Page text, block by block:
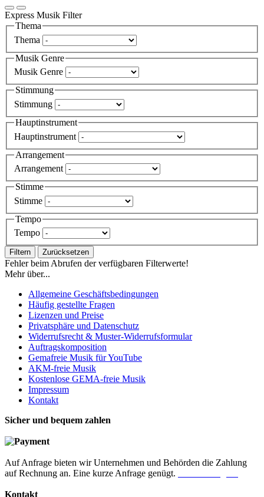
Express Musik Filter
Thema
Thema
Musik Genre
Musik Genre
Stimmung
Stimmung
Hauptinstrument
Hauptinstrument
Arrangement
Arrangement
Stimme
Stimme
Tempo
Tempo
Filtern Zurücksetzen
Fehler beim Abrufen der verfügbaren Filterwerte!
Mehr über...
Allgemeine Geschäftsbedingungen
Häufig gestellte Fragen
Lizenzen und Preise
Privatsphäre und Datenschutz
Widerrufsrecht & Muster-Widerrufsformular
Auftragskomposition
Gemafreie Musik für YouTube
AKM-freie Musik
Kostenlose GEMA-freie Musik
Impressum
Kontakt
Sicher und bequem zahlen
Auf Anfrage bieten wir Unternehmen und Behörden die Zahlung
auf Rechnung an. Eine kurze Anfrage genügt.
Kontakt